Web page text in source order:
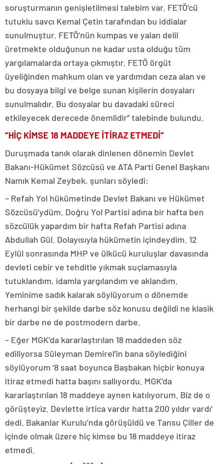
soruşturmanın genişletilmesi talebim var. FETÖ’cü
tutuklu savcı Kemal Çetin tarafından bu iddialar
sunulmuştur. FETÖ’nün kumpas ve yalan delil
üretmekte olduğunun ne kadar usta olduğu tüm
yargılamalarda ortaya çıkmıştır. FETÖ örgüt
üyeliğinden mahkum olan ve yardımdan ceza alan ve
bu dosyaya bilgi ve belge sunan kişilerin dosyaları
sunulmalıdır. Bu dosyalar bu davadaki süreci
etkileyecek derecede önemlidir” talebinde bulundu.
“HİÇ KİMSE 18 MADDEYE İTİRAZ ETMEDİ”
Duruşmada tanık olarak dinlenen dönemin Devlet
Bakanı-Hükümet Sözcüsü ve ATA Parti Genel Başkanı
Namık Kemal Zeybek, şunları söyledi:
– Refah Yol hükümetinde Devlet Bakanı ve Hükümet
Sözcüsü’ydüm. Doğru Yol Partisi adına bir hafta ben
sözcülük yapardım bir hafta Refah Partisi adına
Abdullah Gül. Dolayısıyla hükümetin içindeydim. 12
Eylül sonrasında MHP ve ülkücü kuruluşlar davasında
devleti cebir ve tehditle yıkmak suçlamasıyla
tutuklandım, idamla yargılandım ve aklandım.
Yeminime sadık kalarak söylüyorum o dönemde
herhangi bir şekilde darbe söz konusu değildi ne klasik
bir darbe ne de postmodern darbe.
– Eğer MGK’da kararlaştırılan 18 maddeden söz
ediliyorsa Süleyman Demirel’in bana söylediğini
söylüyorum ‘8 saat boyunca Başbakan hiçbir konuya
itiraz etmedi hatta başını sallıyordu. MGK’da
kararlaştırılan 18 maddeye aynen katılıyorum. Biz de o
görüşteyiz. Devlette irtica vardır hatta 200 yıldır vardı’
dedi. Bakanlar Kurulu’nda görüşüldü ve Tansu Çiller de
içinde olmak üzere hiç kimse bu 18 maddeye itiraz
etmedi.